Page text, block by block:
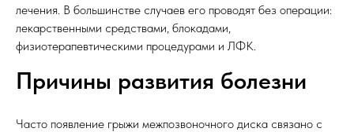
лечения. В большинстве случаев его проводят без операции:
лекарственными средствами, блокадами,
физиотерапевтическими процедурами и ЛФК.
Причины развития болезни
Часто появление грыжи межпозвоночного диска связано с